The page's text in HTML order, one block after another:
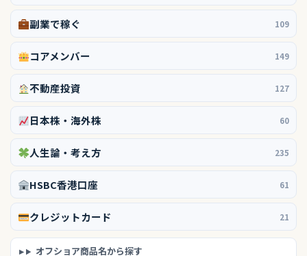
副業で稼ぐ 109
コアメンバー 149
不動産投資 127
日本株・海外株 60
人生論・考え方 235
HSBC香港口座 61
クレジットカード 21
オフショア商品名から探す